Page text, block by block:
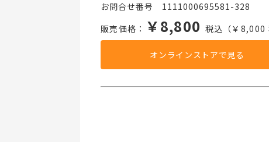
お問合せ番号 1111000695581-328
販売価格： ￥8,800 税込（￥8,000
オンラインストアで見る